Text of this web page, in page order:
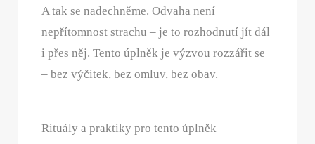
A tak se nadechněme. Odvaha není
nepřítomnost strachu – je to rozhodnutí jít dál
i přes něj. Tento úplněk je výzvou rozzářit se
– bez výčitek, bez omluv, bez obav.
Rituály a praktiky pro tento úplněk